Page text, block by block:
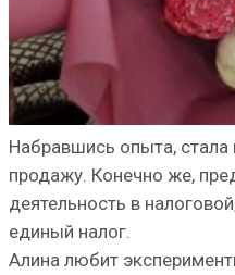
Набравшись опыта, стала
продажу. Конечно же,
деятельность в
единый налог.
Алина любит